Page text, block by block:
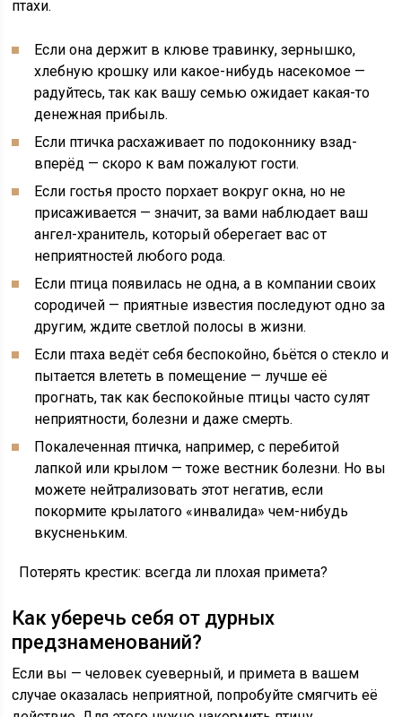
птахи.
Если она держит в клюве травинку, зернышко,
хлебную крошку или какое-нибудь насекомое —
радуйтесь, так как вашу семью ожидает какая-то
денежная прибыль.
Если птичка расхаживает по подоконнику взад-
вперёд — скоро к вам пожалуют гости.
Если гостья просто порхает вокруг окна, но не
присаживается — значит, за вами наблюдает ваш
ангел-хранитель, который оберегает вас от
неприятностей любого рода.
Если птица появилась не одна, а в компании своих
сородичей — приятные известия последуют одно за
другим, ждите светлой полосы в жизни.
Если птаха ведёт себя беспокойно, бьётся о стекло и
пытается влететь в помещение — лучше её
прогнать, так как беспокойные птицы часто сулят
неприятности, болезни и даже смерть.
Покалеченная птичка, например, с перебитой
лапкой или крылом — тоже вестник болезни. Но вы
можете нейтрализовать этот негатив, если
покормите крылатого «инвалида» чем-нибудь
вкусненьким.
Потерять крестик: всегда ли плохая примета?
Как уберечь себя от дурных
предзнаменований?
Если вы — человек суеверный, и примета в вашем
случае оказалась неприятной, попробуйте смягчить её